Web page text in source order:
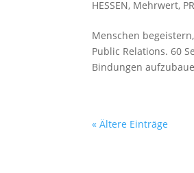
HESSEN, Mehrwert,
Menschen
Public Relations. 60
Bindungen
« Ältere Einträge